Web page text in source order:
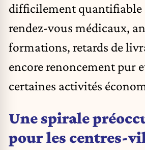
difficilement quantifiable
rendez-vous médicaux,
formations, retards de
encore renoncement pur
certaines activités
Une spirale
pour les centres-